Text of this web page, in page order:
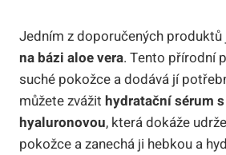
Jedním z doporučených produktů
na bázi aloe vera. Tento přírodní
suché pokožce a dodává jí
můžete zvážit hydratační sérum
hyaluronovou, která dokáže
pokožce a zanechá ji hebkou a